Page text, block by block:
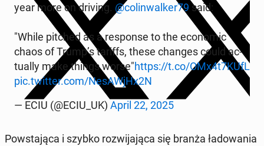
year more on driving. @co­lin­wal­ker79 said:
"While pitched as a re­spon­se to the eco­no­mic
chaos of Trump’s tariffs, these changes could ac­
tu­al­ly make things worse"https://t.co/OMx4t7KUfL
pic.twitter.com/Ne­sAWjHx2N
— ECIU (@ECIU_UK) April 22, 2025
Po­wsta­ją­ca i szybko roz­wi­ja­ją­ca się branża ła­do­wa­nia